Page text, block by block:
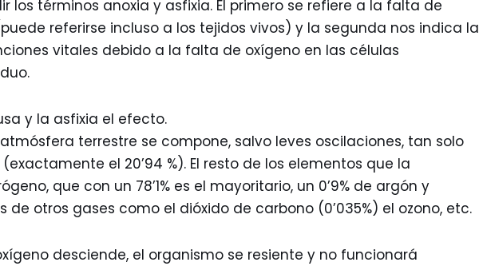
los términos anoxia y asfixia. El primero se refiere a la falta de
referirse incluso a los tejidos vivos) y la segunda nos indica la
vitales debido a la falta de oxígeno en las células
y la asfixia el efecto.
terrestre se compone, salvo leves oscilaciones, tan solo
(exactamente el 20’94 %). El resto de los elementos que la
que con un 78’1% es el mayoritario, un 0’9% de argón y
otros gases como el dióxido de carbono (0’035%) el ozono, etc.
desciende, el organismo se resiente y no funcionará